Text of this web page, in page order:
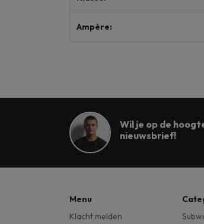
Ampère:
Wil je op de
nieuwsbrief!
Menu
Klacht melden